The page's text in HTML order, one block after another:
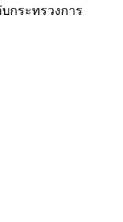
กระทรวงการ